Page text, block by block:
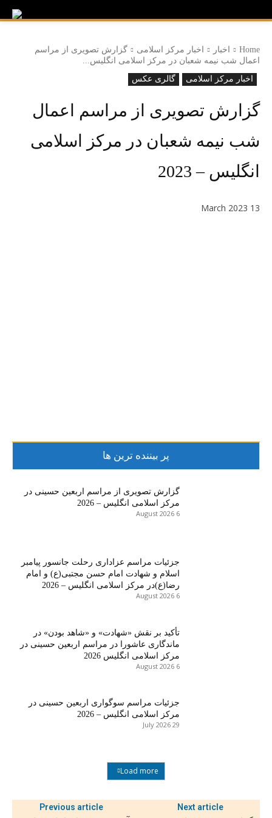
Home اخبار اخبار مرکز اسلامی
گزارش تصویری از مراسم
اعمال شب نیمه شعبان در مرکز اسلامی انگلیس...
اخبار مرکز اسلامی
گالری عکس
گزارش تصویری از مراسم اعمال
شب نیمه شعبان در مرکز اسلامی
انگلیس – 2023
13 March 2023
پر بیننده ترین ها
گزارش تصویری از مراسم اربعین حسینی در
مرکز اسلامی انگلیس – 2026
6 August 2026
جزئیات مراسم عزاداری رحلت جانسور پیامبر
اسلام و شهادت امام حسن مجتبی(ع) و امام
رضا(ع)در مرکز اسلامی انگلیس – 2026
6 August 2026
تأکید بر نقش «شهادت» و «شاهد بودن» در
ماندگاری عاشورا در مراسم اربعین حسینی در
مرکز اسلامی انگلیس 2026
6 August 2026
جزئیات مراسم سوگواری اربعین حسینی در
مرکز اسلامی انگلیس – 2026
29 July 2026
Load more
Previous article Next article